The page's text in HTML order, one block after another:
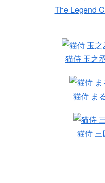
The Legend
猫侍 玉之
猫侍 ま
猫侍 三